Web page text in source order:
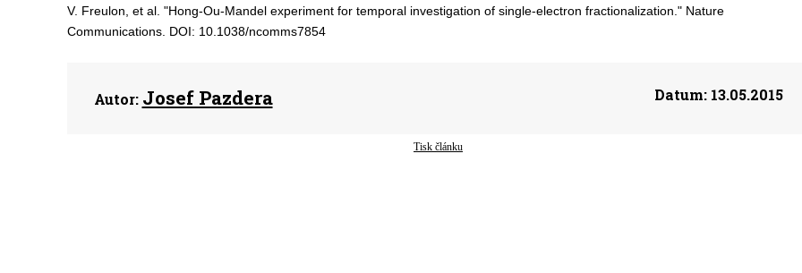
V. Freulon, et al. "Hong-Ou-Mandel experiment for temporal investigation of single-electron fractionalization." Nature
Communications. DOI: 10.1038/ncomms7854
Autor: Josef Pazdera Datum:13.05.2015
Tisk článku